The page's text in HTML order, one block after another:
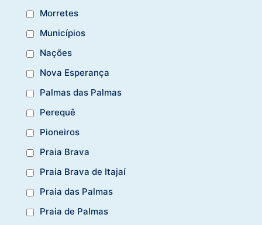
Morretes
Municípios
Nações
Nova Esperança
Palmas das Palmas
Perequê
Pioneiros
Praia Brava
Praia Brava de Itajaí
Praia das Palmas
Praia de Palmas